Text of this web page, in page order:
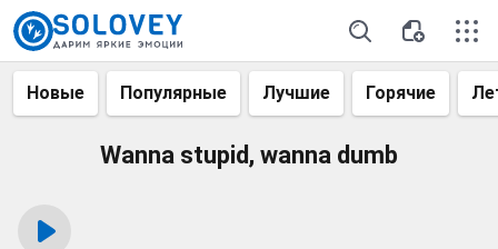
Новые Популярные Лучшие Горячие
Wanna stupid, wanna dumb